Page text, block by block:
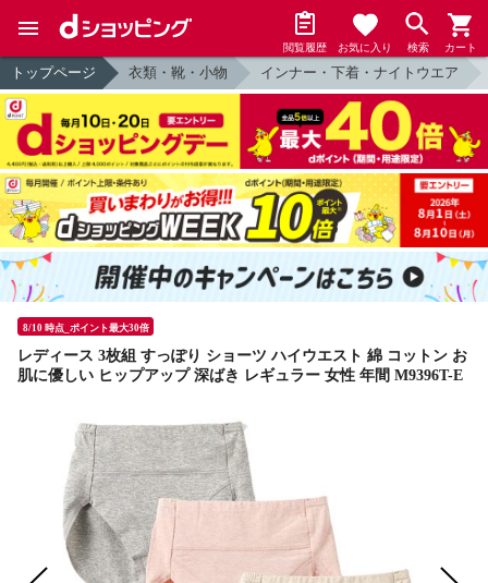
閲覧履歴 お気に入り 検索 カート
トップページ 衣類・靴・小物 インナー・下着・ナイトウエア
8/10 時点_ポイント最大30倍
レディース 3枚組 すっぽり ショーツ ハイウエスト 綿 コットン お
肌に優しい ヒップアップ 深ばき レギュラー 女性 年間 M9396T-E